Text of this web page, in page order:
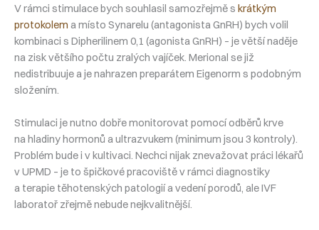
V rámci stimulace bych souhlasil samozřejmě s krátkým
protokolem a místo Synarelu (antagonista GnRH) bych volil
kombinaci s Dipherilinem 0,1 (agonista GnRH) – je větší naděje
na zisk většího počtu zralých vajíček. Merional se již
nedistribuuje a je nahrazen preparátem Eigenorm s podobným
složením.
Stimulaci je nutno dobře monitorovat pomocí odběrů krve
na hladiny hormonů a ultrazvukem (minimum jsou 3 kontroly).
Problém bude i v kultivaci. Nechci nijak znevažovat práci lékařů
v UPMD – je to špičkové pracoviště v rámci diagnostiky
a terapie těhotenských patologií a vedení porodů, ale IVF
laboratoř zřejmě nebude nejkvalitnější.